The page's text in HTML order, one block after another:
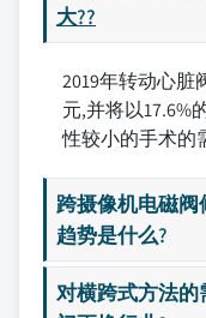
大??
2019年转动心脏
元,并将以17.6%
性较小的手术的
跨摄像机电磁
趋势是什么?
对横跨式方法